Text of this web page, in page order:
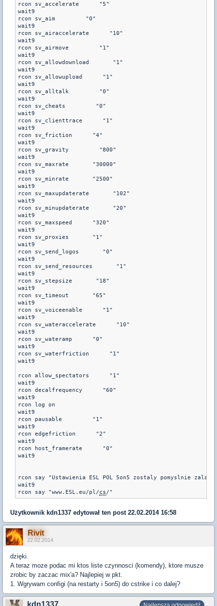
rcon sv_accelerate      "5"
wait9
rcon sv_aim         "0"
wait9
rcon sv_airaccelerate      "10"
wait9
rcon sv_airmove         "1"
wait9
rcon sv_allowdownload       "1"
wait9
rcon sv_allowupload      "1"
wait9
rcon sv_alltalk         "0"
wait9
rcon sv_cheats         "0"
wait9
rcon sv_clienttrace      "1"
wait9
rcon sv_friction      "4"
wait9
rcon sv_gravity         "800"
wait9
rcon sv_maxrate       "30000"
wait9
rcon sv_minrate       "2500"
wait9
rcon sv_maxupdaterate       "102"
wait9
rcon sv_minupdaterate       "20"
wait9
rcon sv_maxspeed      "320"
wait9
rcon sv_proxies       "1"
wait9
rcon sv_send_logos       "0"
wait9
rcon sv_send_resources       "1"
wait9
rcon sv_stepsize       "18"
wait9
rcon sv_timeout       "65"
wait9
rcon sv_voiceenable      "1"
wait9
rcon sv_wateraccelerate      "10"
wait9
rcon sv_wateramp      "0"
wait9
rcon sv_waterfriction      "1"
wait9
rcon allow_spectators      "1"
wait9
rcon decalfrequency      "60"
wait9
rcon log on
wait9
rcon pausable         "1"
wait9
rcon edgefriction      "2"
wait9
rcon host_framerate      "0"
wait9
rcon say "Ustawienia ESL POL 5on5 zostaly pomyslnie
wait9
rcon say "www.ESL.eu/pl/cs
Użytkownik kdn1337 edytował ten post 22.02.2014 16:58
Rivit
22.02.2014
dzięki.
A teraz moze podac mi ktos liste czynnosci (komendy), ktore musze
zrobic by zaczac mix'a? Najlepiej w pkt.
1. Wgrywam configi (na restarty i 5on5) do cstrike i co dalej?
kdn1337